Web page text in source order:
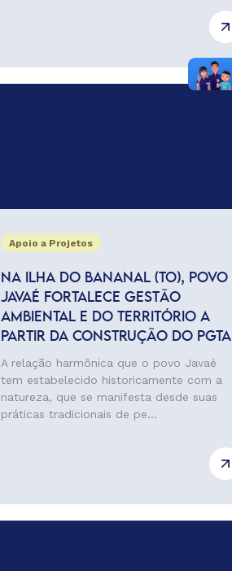
Apoio a Projetos
NA ILHA DO BANANAL (TO), POVO
JAVAÉ FORTALECE GESTÃO
AMBIENTAL E DO TERRITÓRIO A
PARTIR DA CONSTRUÇÃO DO PGTA
A relação harmônica que o povo Javaé
tem estabelecido historicamente com a
natureza, que se manifesta desde suas
práticas tradicionais de pe...